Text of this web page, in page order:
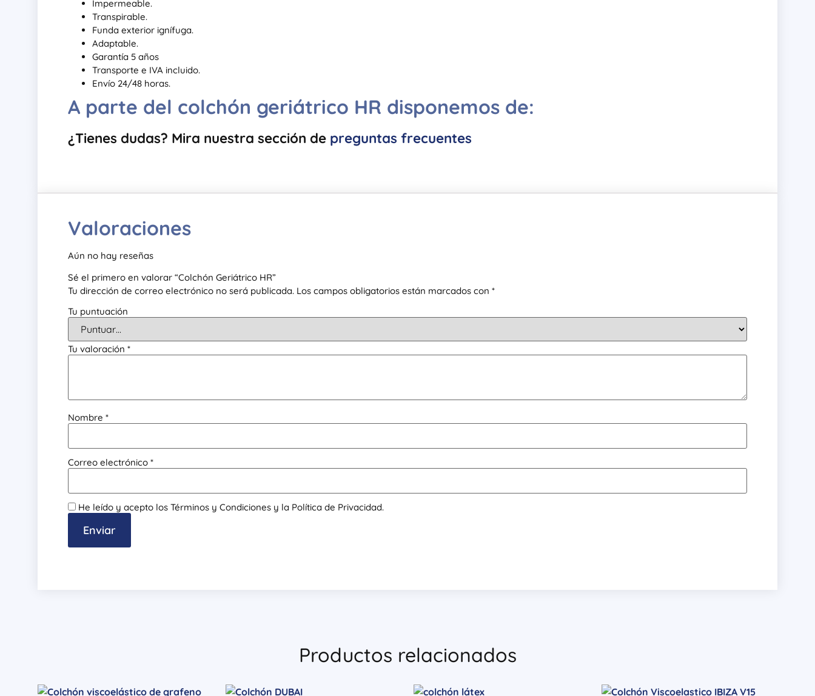
Impermeable.
Transpirable.
Funda exterior ignífuga.
Adaptable.
Garantía 5 años
Transporte e IVA incluido.
Envío 24/48 horas.
A parte del colchón geriátrico HR disponemos de:
¿Tienes dudas? Mira nuestra sección de preguntas frecuentes
Valoraciones
Aún no hay reseñas
Sé el primero en valorar “Colchón Geriátrico HR”
Tu dirección de correo electrónico no será publicada. Los campos obligatorios están marcados con *
Tu puntuación
Tu valoración *
Nombre *
Correo electrónico *
He leído y acepto los Términos y Condiciones y la Política de Privacidad.
Productos relacionados